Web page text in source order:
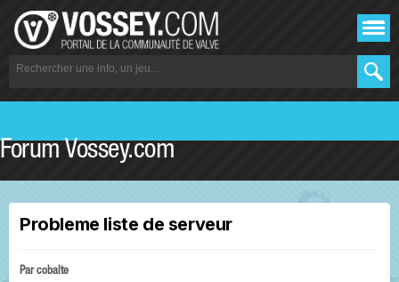
Forum Vossey.com
Probleme liste de serveur
Parcobalte